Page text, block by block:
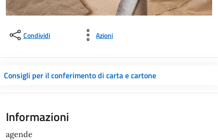
Condividi Azioni
Consigli per il conferimento di carta e cartone
Informazioni
agende